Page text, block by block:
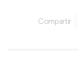
Compartir